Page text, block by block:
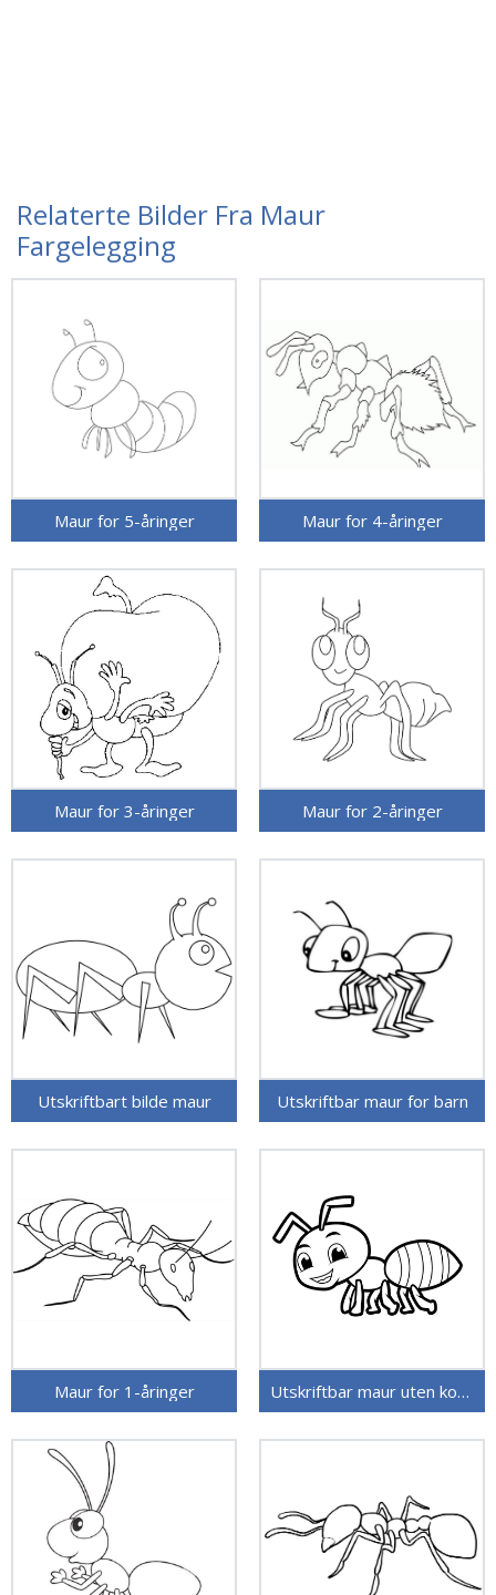
Relaterte Bilder Fra Maur
Fargelegging
Maur for 5-åringer Maur for 4-åringer
Maur for 3-åringer Maur for 2-åringer
Utskriftbart bilde maur Utskriftbar maur for barn
Maur for 1-åringer Utskriftbar maur uten kostnad